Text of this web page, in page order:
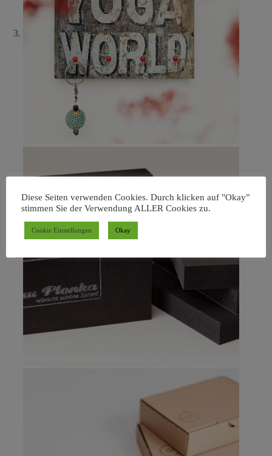
Diese Seiten verwenden Cookies. Durch klicken auf "Okay”
stimmen Sie der Verwendung ALLER Cookies zu.
Cookie Einstellungen Okay